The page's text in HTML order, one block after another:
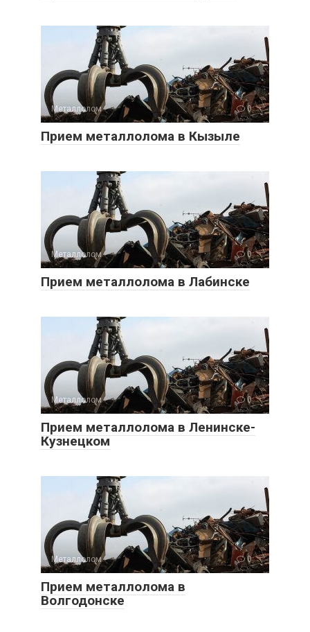
Металлолом 0
Прием металлолома в Кызыле
Металлолом 0
Прием металлолома в Лабинске
Металлолом 0
Прием металлолома в Ленинске-
Кузнецком
Металлолом 0
Прием металлолома в
Волгодонске